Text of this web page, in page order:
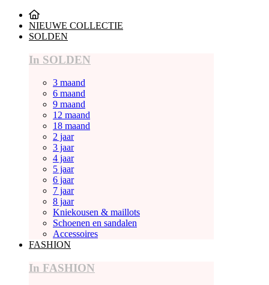
NIEUWE COLLECTIE
SOLDEN
In SOLDEN
3 maand
6 maand
9 maand
12 maand
18 maand
2 jaar
3 jaar
4 jaar
5 jaar
6 jaar
7 jaar
8 jaar
Kniekousen & maillots
Schoenen en sandalen
Accessoires
FASHION
In FASHION